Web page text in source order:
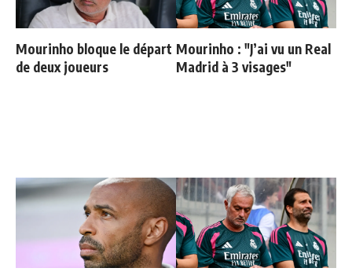
Mourinho bloque le départ
de deux joueurs
Mourinho : "J’ai vu un Real
Madrid à 3 visages"